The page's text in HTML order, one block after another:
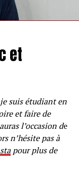
et
suis étudiant en
et faire de
l’occasion de
n’hésite pas à
pour plus de